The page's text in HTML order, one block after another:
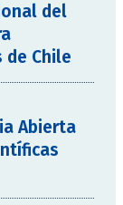
del
de Chile
Abierta